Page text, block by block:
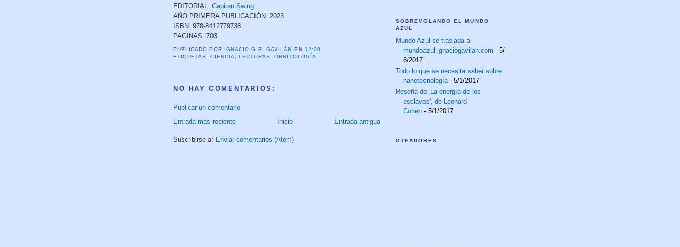
EDITORIAL: Capitan Swing
AÑO PRIMERA PUBLICACIÓN: 2023
ISBN: 978-8412779738
PAGINAS: 703
PUBLICADO POR IGNACIO G.R: GAVILÁN EN 12:00
ETIQUETAS:CIENCIA, LECTURAS,ORNITOLOGÍA
NO HAY COMENTARIOS:
Publicar un comentario
Entrada más reciente
Entrada antigua
Inicio
Suscribirse a: Enviar comentarios (Atom)
SOBREVOLANDO EL MUNDO
AZUL
Mundo Azul se traslada a
mundoazul.ignaciogavilan.com - 5/
6/2017
Todo lo que se necesita saber sobre
nanotecnología - 5/1/2017
Reseña de 'La energía de los
esclavos', de Leonard
Cohen - 5/1/2017
OTEADORES